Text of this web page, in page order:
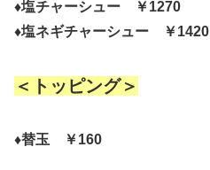
♦塩チャーシュー ￥1270
♦塩ネギチャーシュー ￥1420
＜トッピング＞
♦替玉 ￥160